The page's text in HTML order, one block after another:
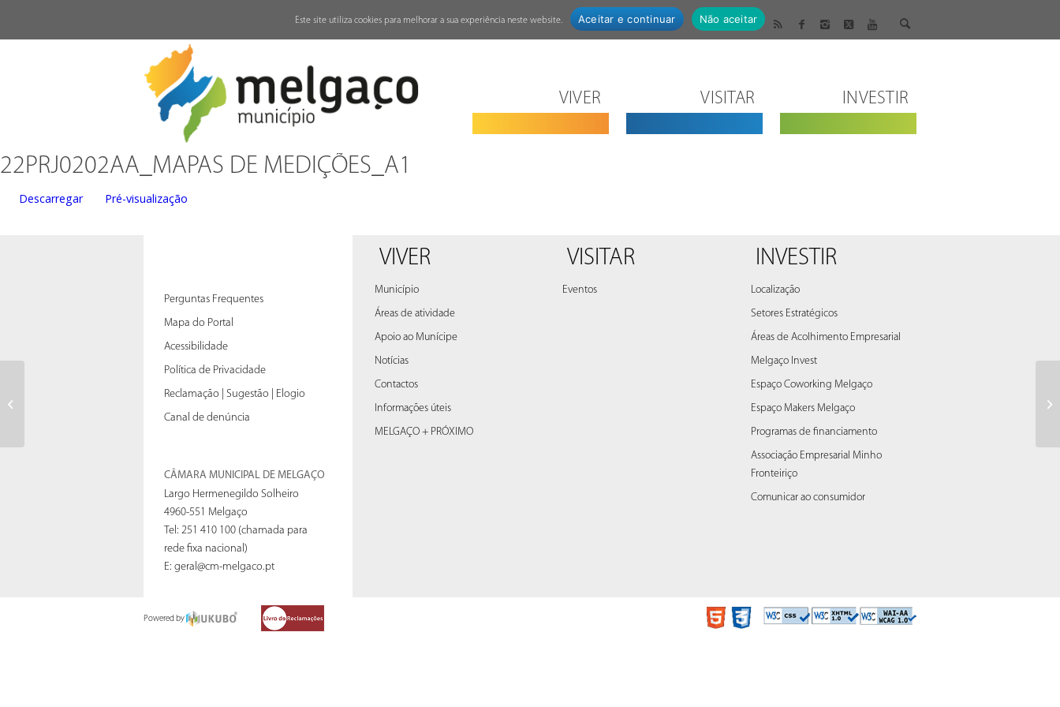
VIVER VISITAR INVESTIR
22PRJ0202AA_MAPAS DE MEDIÇÕES_A1
Descarregar Pré-visualização
Perguntas Frequentes
Mapa do Portal
Acessibilidade
Política de Privacidade
Reclamação | Sugestão | Elogio
Canal de denúncia
CÂMARA MUNICIPAL DE MELGAÇO
Largo Hermenegildo Solheiro
4960-551 Melgaço
Tel: 251 410 100 (chamada para
rede fixa nacional)
E:geral@cm-melgaco.pt
VIVER
Município
Áreas de atividade
Apoio ao Munícipe
Notícias
Contactos
Informações úteis
MELGAÇO + PRÓXIMO
VISITAR
Eventos
INVESTIR
Localização
Setores Estratégicos
Áreas de Acolhimento Empresarial
Melgaço Invest
Espaço Coworking Melgaço
Espaço Makers Melgaço
Programas de financiamento
Associação Empresarial Minho
Fronteiriço
Comunicar ao consumidor
Powered by
Este site utiliza cookies para melhorar a sua experiência neste website. Aceitar e continuar Não aceitar